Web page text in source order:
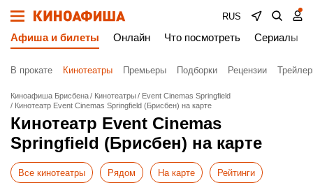
RUS
Афиша и билеты Онлайн Что посмотреть Сериалы
В прокате Кинотеатры Премьеры Подборки Рецензии
Киноафиша Брисбена Кинотеатры
Event Cinemas Springfield
Кинотеатр Event Cinemas Springfield (Брисбен) на карте
Кинотеатр Event Cinemas
Springfield (Брисбен) на карте
Все кинотеатры Рядом На карте Рейтинги